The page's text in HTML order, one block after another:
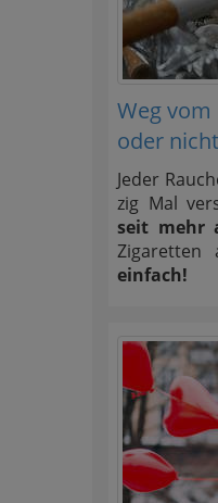
Weg vom
oder
Jeder
zig Mal
seit mehr
einfach!